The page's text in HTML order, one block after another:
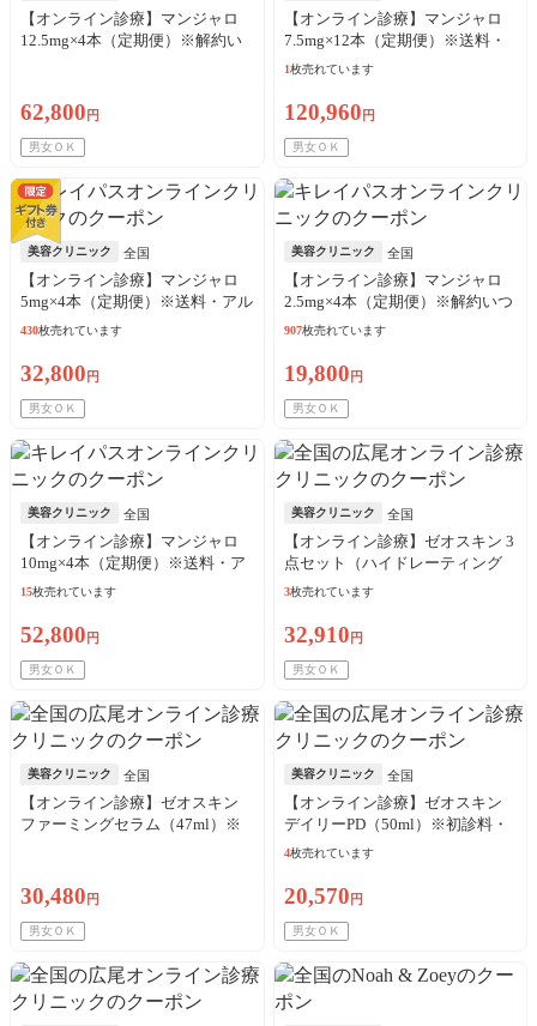
【オンライン診療】マンジャロ
12.5mg×4本（定期便）※解約い
62,800 円
男女ＯＫ
【オンライン診療】マンジャロ
7.5mg×12本（定期便）※送料・
アルコール綿・診察料込
1枚売れています
120,960 円
男女ＯＫ
美容クリニック 全国
【オンライン診療】マンジャロ
5mg×4本（定期便）※送料・アル
コール綿・診察料込
430枚売れています
32,800 円
男女ＯＫ
美容クリニック 全国
【オンライン診療】マンジャロ
2.5mg×4本（定期便）※解約いつ
でも可能！
907枚売れています
19,800 円
男女ＯＫ
美容クリニック 全国
【オンライン診療】マンジャロ
10mg×4本（定期便）※送料・ア
ルコール綿・診察料込
15枚売れています
52,800 円
男女ＯＫ
美容クリニック 全国
【オンライン診療】ゼオスキン 3
点セット（ハイドレーティング
クレンザー＋バランサートナー
込
3枚売れています
32,910 円
男女ＯＫ
美容クリニック 全国
【オンライン診療】ゼオスキン
ファーミングセラム（47ml）※
30,480 円
男女ＯＫ
美容クリニック 全国
【オンライン診療】ゼオスキン
デイリーPD（50ml）※初診料・
送料込
4枚売れています
20,570 円
男女ＯＫ